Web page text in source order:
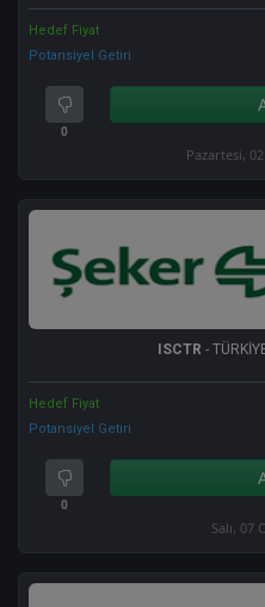
Hedef Fiyat
Potansiyel Getiri
0
Pazartesi,
ISCTR -
Hedef Fiyat
Potansiyel Getiri
0
Salı, 07